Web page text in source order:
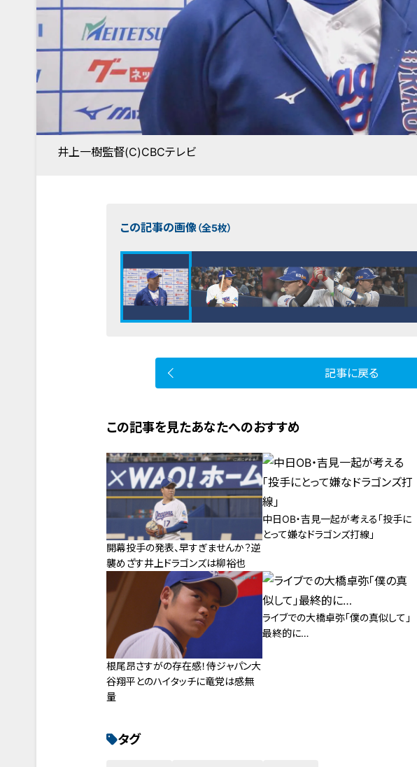
井上一樹監督(C)CBCテレビ
この記事の画像（全5枚）
記事に戻る
この記事を見たあなたへのおすすめ
開幕投手の発表、早すぎませんか？逆
襲めざす井上ドラゴンズは柳裕也
中日OB・吉見一起が考える「投手に
とって嫌なドラゴンズ打線」
根尾昂さすがの存在感！侍ジャパン大
谷翔平とのハイタッチに竜党は感無
量
ライブでの大橋卓弥「僕の真似して」
最終的に…
タグ